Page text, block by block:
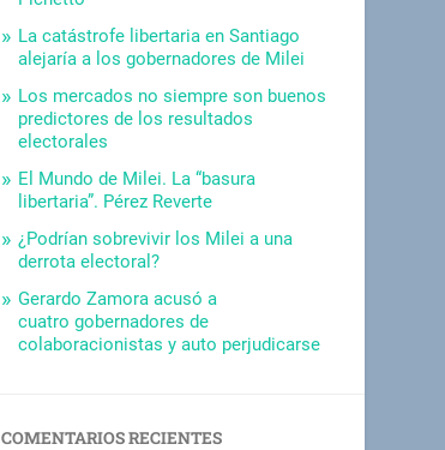
La catástrofe libertaria en Santiago
alejaría a los gobernadores de Milei
Los mercados no siempre son buenos
predictores de los resultados
electorales
El Mundo de Milei. La “basura
libertaria”. Pérez Reverte
¿Podrían sobrevivir los Milei a una
derrota electoral?
Gerardo Zamora acusó a
cuatro gobernadores de
colaboracionistas y auto perjudicarse
COMENTARIOS RECIENTES